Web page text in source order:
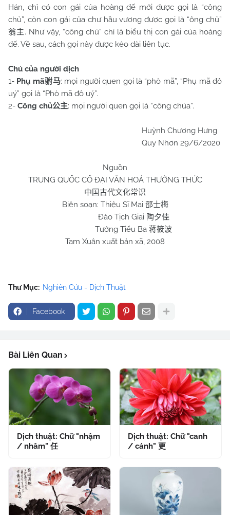
Hán, chỉ có con gái của hoàng đế mới được gọi là “công
chủ”, còn con gái của chư hầu vương được gọi là “ông chủ”
翁主. Như vậy, “công chủ” chỉ là biểu thị con gái của hoàng
đế. Về sau, cách gọi này được kéo dài liên tục.
Chú của người dịch
1- Phụ mã驸马: mọi người quen gọi là “phò mã”, “Phụ mã đô
uý” gọi là “Phò mã đô uý”.
2- Công chủ公主: mọi người quen gọi là “công chúa”.
Huỳnh Chương Hưng
Quy Nhơn 29/6/2020
Nguồn
TRUNG QUỐC CỔ ĐẠI VĂN HOÁ THƯỜNG THỨC
中国古代文化常识
Biên soạn: Thiệu Sĩ Mai 邵士梅
Đào Tịch Giai 陶夕佳
Tưởng Tiểu Ba 蒋筱波
Tam Xuân xuất bản xã, 2008
Thư Mục: Nghiên Cứu - Dịch Thuật
Facebook
Bài Liên Quan
Dịch thuật: Chữ "nhậm
/ nhâm" 任
Dịch thuật: Chữ "canh
/ cánh" 更